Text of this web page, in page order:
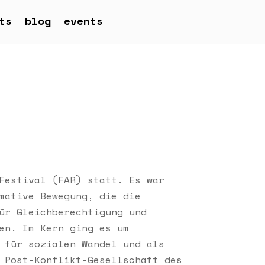
blog events
(FAR) statt. Es war
Bewegung, die die
Gleichberechtigung und
Im Kern ging es um
sozialen Wandel und als
Konflikt-Gesellschaft des